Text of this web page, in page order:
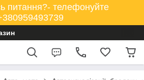
питання?- телефонуйте